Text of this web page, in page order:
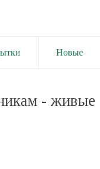
Новые
- живые